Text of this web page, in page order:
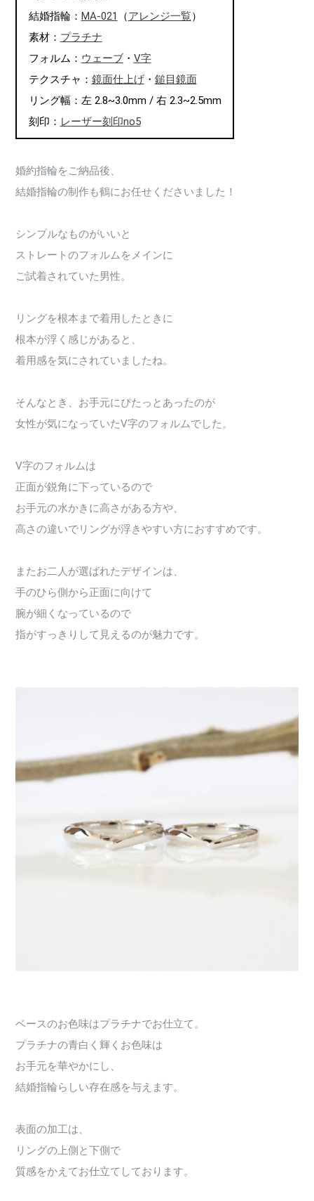
結婚指輪： MA-021 （アレンジ一覧）
素材： プラチナ
フォルム： ウェーブ・ V字
テクスチャ： 鏡面仕上げ・ 鎚目鏡面
リング幅：左 2.8~3.0mm / 右 2.3~2.5mm
刻印： レーザー刻印no5
婚約指輪をご納品後、
結婚指輪の制作も鶴にお任せくださいました！
シンプルなものがいいと
ストレートのフォルムをメインに
ご試着されていた男性。
リングを根本まで着用したときに
根本が浮く感じがあると、
着用感を気にされていましたね。
そんなとき、お手元にぴたっとあったのが
女性が気になっていたV字のフォルムでした。
V字のフォルムは
正面が鋭角に下っているので
お手元の水かきに高さがある方や、
高さの違いでリングが浮きやすい方におすすめです。
またお二人が選ばれたデザインは、
手のひら側から正面に向けて
腕が細くなっているので
指がすっきりして見えるのが魅力です。
ベースのお色味はプラチナでお仕立て。
プラチナの青白く輝くお色味は
お手元を華やかにし、
結婚指輪らしい存在感を与えます。
表面の加工は、
リングの上側と下側で
質感をかえてお仕立てしております。